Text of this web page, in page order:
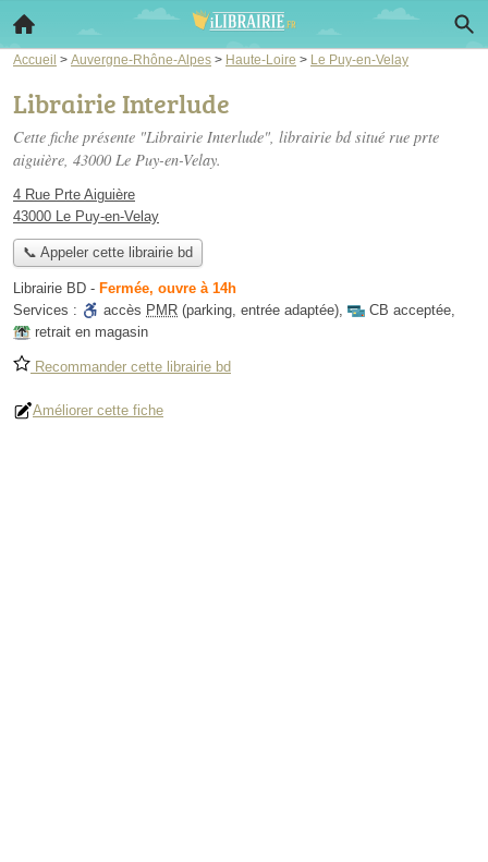
Accueil > Auvergne-Rhône-Alpes > Haute-Loire > Le Puy-en-Velay
Librairie Interlude
Cette fiche présente "Librairie Interlude", librairie bd situé rue prte
aiguière, 43000 Le Puy-en-Velay.
4 Rue Prte Aiguière
43000 Le Puy-en-Velay
📞 Appeler cette librairie bd
Librairie BD - Fermée, ouvre à 14h
Services :
accès PMR (parking, entrée adaptée), CB acceptée,
retrait en magasin
Recommander cette librairie bd
Améliorer cette fiche